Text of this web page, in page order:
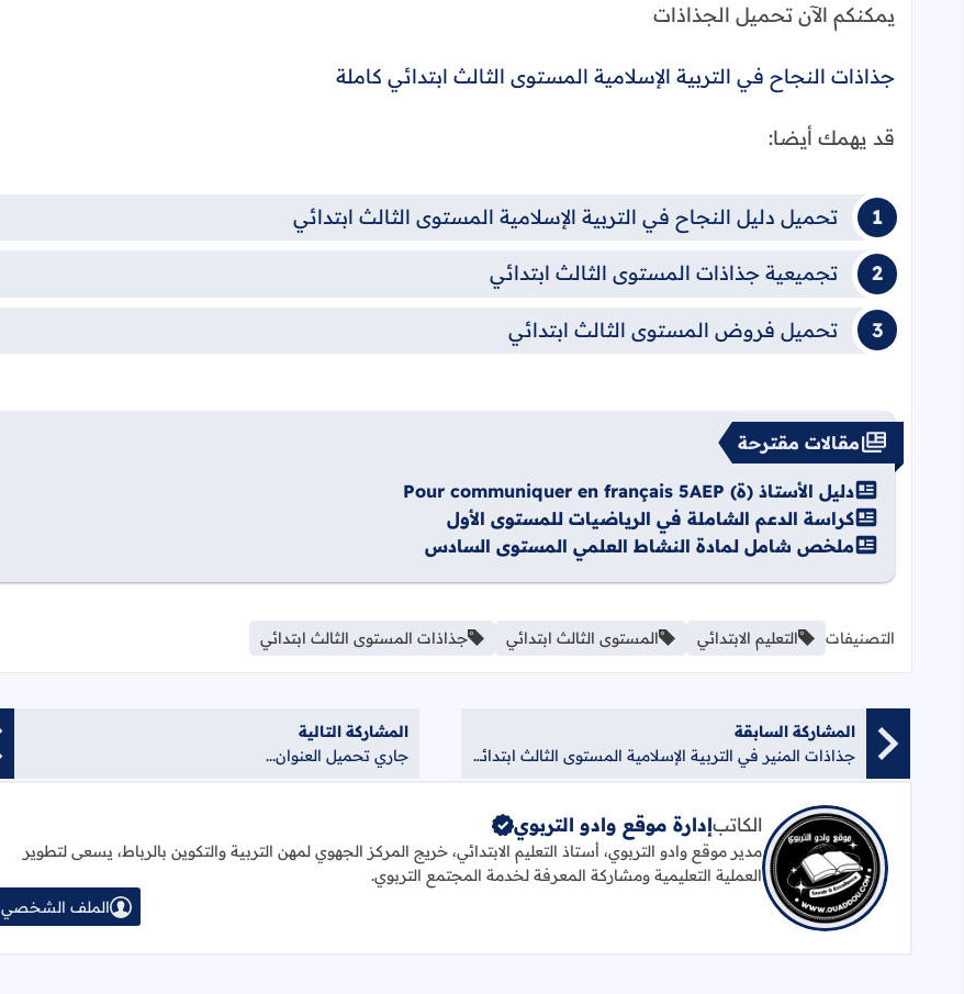
يمكنكم الآن تحميل الجذاذات
جذاذات النجاح في التربية الإسلامية المستوى الثالث ابتدائي كاملة
قد يهمك أيضا:
تحميل دليل النجاح في التربية الإسلامية المستوى الثالث ابتدائي
تجميعية جذاذات المستوى الثالث ابتدائي
تحميل فروض المستوى الثالث ابتدائي
مقالات مقترحة
دليل الأستاذ (ة) Pour communiquer en français 5AEP
كراسة الدعم الشاملة في الرياضيات للمستوى الأول
ملخص شامل لمادة النشاط العلمي المستوى السادس
التصنيفات التعليم الابتدائي المستوى الثالث ابتدائي جذاذات المستوى الثالث ابتدائي
المشاركة السابقة
جذاذات المنير في التربية الإسلامية المستوى الثالث ابتدائي
المشاركة التالية
جاري تحميل العنوان...
الكاتبإدارة موقع وادو التربوي
مدير موقع وادو التربوي، أستاذ التعليم الابتدائي، خريج المركز الجهوي لمهن التربية والتكوين بالرباط، يسعى لتطوير
العملية التعليمية ومشاركة المعرفة لخدمة المجتمع التربوي.
الملف الشخصي